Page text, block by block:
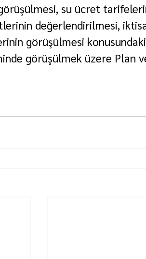
su ücret
değerlendirilmesi,
görüşülmesi konusundaki
görüşülmek üzere Plan